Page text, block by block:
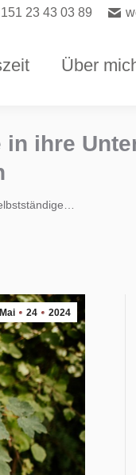
23 43 03 89
Über
ihre
Mai 24 2024